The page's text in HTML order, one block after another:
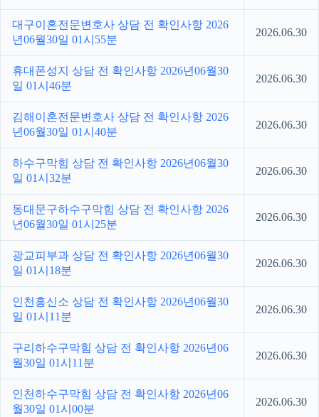
대구이혼전문변호사 상담 전 확인사항 2026
년06월30일 01시55분
2026.06.30
휴대폰성지 상담 전 확인사항 2026년06월30
일 01시46분
2026.06.30
김해이혼전문변호사 상담 전 확인사항 2026
년06월30일 01시40분
2026.06.30
하수구막힘 상담 전 확인사항 2026년06월30
일 01시32분
2026.06.30
동대문구하수구막힘 상담 전 확인사항 2026
년06월30일 01시25분
2026.06.30
광교피부과 상담 전 확인사항 2026년06월30
일 01시18분
2026.06.30
인천흥신소 상담 전 확인사항 2026년06월30
일 01시11분
2026.06.30
구리하수구막힘 상담 전 확인사항 2026년06
월30일 01시11분
2026.06.30
인천하수구막힘 상담 전 확인사항 2026년06
월30일 01시00분
2026.06.30